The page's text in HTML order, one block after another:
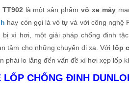
là một sản phẩmvỏ xe máy
hay còn gọi là vỏ tự vá với công nghệ
xì hơi, một giải pháp chống đinh
tâm cho những chuyến đi xa. Với lốp
phải lo lắng đến vấn đề xì hơi xẹp lốp
CHỐNG ĐINH